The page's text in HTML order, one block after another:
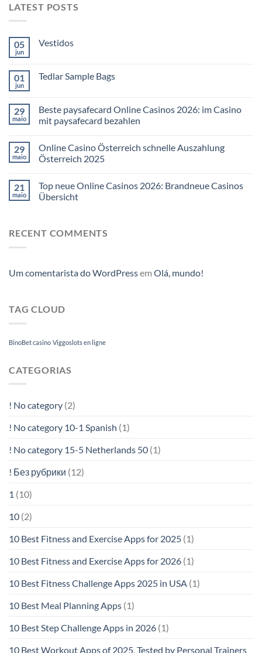
LATEST POSTS
05
jun
Vestidos
01
jun
Tedlar Sample Bags
29
maio
Beste paysafecard Online Casinos 2026: im Casino
mit paysafecard bezahlen
29
maio
Online Casino Österreich schnelle Auszahlung
Österreich 2025
21
maio
Top neue Online Casinos 2026: Brandneue Casinos
Übersicht
RECENT COMMENTS
Um comentarista do WordPressem Olá, mundo!
TAG CLOUD
BinoBet casino Viggoslots en ligne
CATEGORIAS
! No category (2)
! No category 10-1 Spanish (1)
! No category 15-5 Netherlands 50 (1)
! Без рубрики (12)
1 (10)
10 (2)
10 Best Fitness and Exercise Apps for 2025 (1)
10 Best Fitness and Exercise Apps for 2026 (1)
10 Best Fitness Challenge Apps 2025 in USA (1)
10 Best Meal Planning Apps (1)
10 Best Step Challenge Apps in 2026 (1)
10 Best Workout Apps of 2025, Tested by Personal Trainers